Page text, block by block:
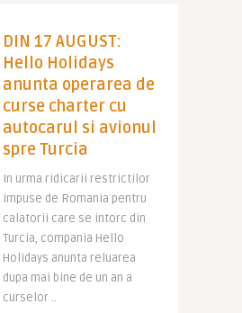
DIN 17 AUGUST:
Hello Holidays
anunta operarea de
curse charter cu
autocarul si avionul
spre Turcia
In urma ridicarii restrictilor
impuse de Romania pentru
calatorii care se intorc din
Turcia, compania Hello
Holidays anunta reluarea
dupa mai bine de un an a
curselor ..